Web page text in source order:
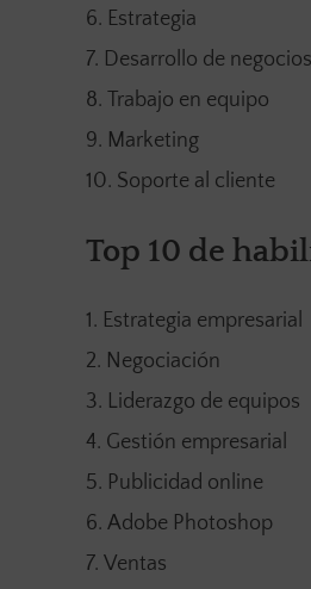
Estrategia
Desarrollo de negocios
Trabajo en equipo
Marketing
Soporte al cliente
Top 10 de
Estrategia empresarial
Negociación
Liderazgo de equipos
Gestión empresarial
Publicidad online
Adobe Photoshop
Ventas